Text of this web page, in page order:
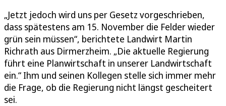
„Jetzt jedoch wird uns per Gesetz vorgeschrieben,
dass spätestens am 15. November die Felder wieder
grün sein müssen“, berichtete Landwirt Martin
Richrath aus Dirmerzheim. „Die aktuelle Regierung
führt eine Planwirtschaft in unserer Landwirtschaft
ein.“ Ihm und seinen Kollegen stelle sich immer mehr
die Frage, ob die Regierung nicht längst gescheitert
sei.